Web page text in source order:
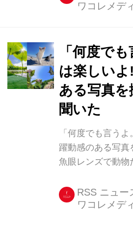
きっかけでプロの
Mindy Zaldさん
ソンとして、いま
物のひとり。 イ
ママのフードアー
スタページThe
フードアートが
さん(@theplat...
ワコレメデ
「何度で
は楽しい
ある写真
聞いた
「何度でも言うよ
躍動感のある写真
魚眼レンズで動物
よ! 写真が趣味の
RSS ニュー
ワコレメデ